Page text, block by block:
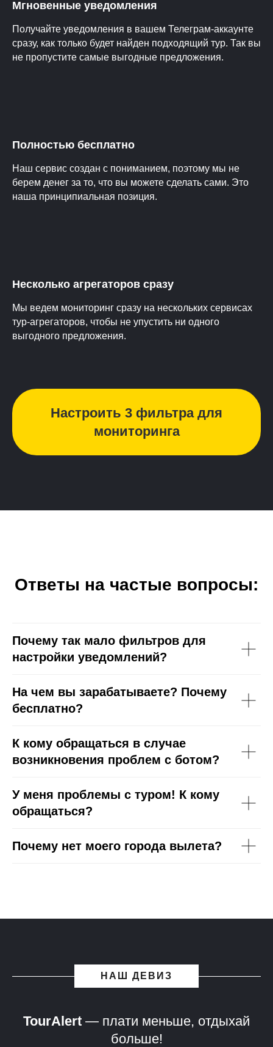
Мгновенные уведомления
Получайте уведомления в вашем Телеграм-аккаунте
сразу, как только будет найден подходящий тур. Так вы
не пропустите самые выгодные предложения.
Полностью бесплатно
Наш сервис создан с пониманием, поэтому мы не
берем денег за то, что вы можете сделать сами. Это
наша принципиальная позиция.
Несколько агрегаторов сразу
Мы ведем мониторинг сразу на нескольких сервисах
тур-агрегаторов, чтобы не упустить ни одного
выгодного предложения.
Настроить 3 фильтра для
мониторинга
Ответы на частые вопросы:
Почему так мало фильтров для
настройки уведомлений?
На чем вы зарабатываете? Почему
бесплатно?
К кому обращаться в случае
возникновения проблем с ботом?
У меня проблемы с туром! К кому
обращаться?
Почему нет моего города вылета?
НАШ ДЕВИЗ
TourAlert — плати меньше, отдыхай
больше!